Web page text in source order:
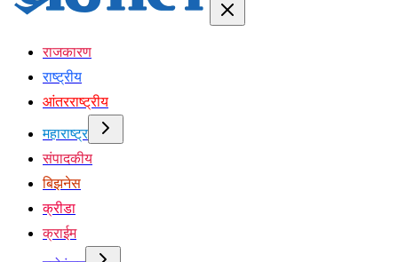
राजकारण
राष्ट्रीय
आंतरराष्ट्रीय
महाराष्ट्र
संपादकीय
बिझनेस
क्रीडा
क्राईम